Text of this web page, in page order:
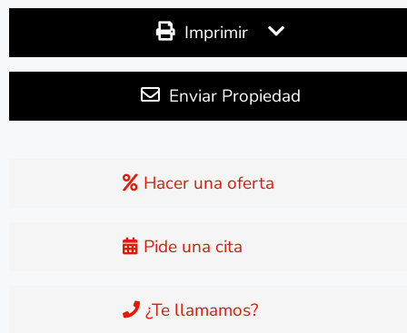
Imprimir
Enviar Propiedad
Hacer una oferta
Pide una cita
¿Te llamamos?